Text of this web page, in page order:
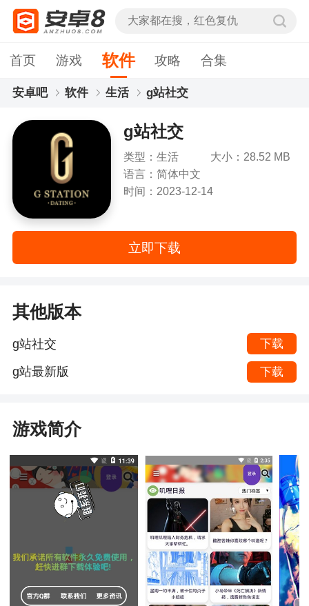
首页 游戏 软件 攻略 合集
安卓吧 软件 生活 g站社交
g站社交
类型：生活
大小：28.52 MB
语言：简体中文
时间：2023-12-14
立即下载
其他版本
g站社交 下载
g站最新版 下载
游戏简介